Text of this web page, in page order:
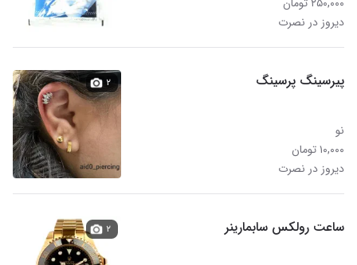
دیروز در نصرت
پیرسینگ پرسینگ
نو
۱۰,۰۰۰ تومان
دیروز در نصرت
۲
ساعت رولکس سابمارینر ۲